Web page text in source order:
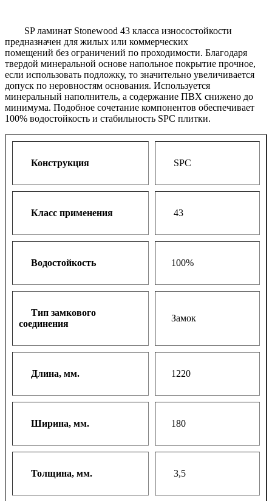
SP ламинат Stonewood 43 класса износостойкости
предназначен для жилых или коммерческих
помещений без ограничений по проходимости. Благодаря
твердой минеральной основе напольное покрытие прочное,
если использовать подложку, то значительно увеличивается
допуск по неровностям основания. Используется
минеральный наполнитель, а содержание ПВХ снижено до
минимума. Подобное сочетание компонентов обеспечивает
100% водостойкость и стабильность SPC плитки.
Конструкция SPC
Класс применения 43
Водостойкость 100%
Тип замкового
соединения
Замок
Длина, мм. 1220
Ширина, мм. 180
Толщина, мм. 3,5